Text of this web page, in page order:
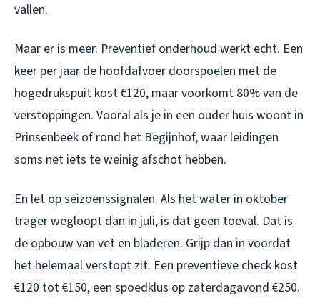
vallen.
Maar er is meer. Preventief onderhoud werkt echt. Een
keer per jaar de hoofdafvoer doorspoelen met de
hogedrukspuit kost €120, maar voorkomt 80% van de
verstoppingen. Vooral als je in een ouder huis woont in
Prinsenbeek of rond het Begijnhof, waar leidingen
soms net iets te weinig afschot hebben.
En let op seizoenssignalen. Als het water in oktober
trager wegloopt dan in juli, is dat geen toeval. Dat is
de opbouw van vet en bladeren. Grijp dan in voordat
het helemaal verstopt zit. Een preventieve check kost
€120 tot €150, een spoedklus op zaterdagavond €250.